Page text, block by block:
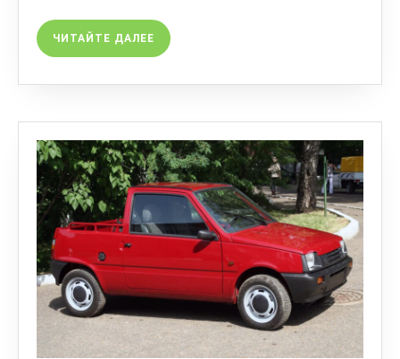
ЧИТАЙТЕ ДАЛЕЕ